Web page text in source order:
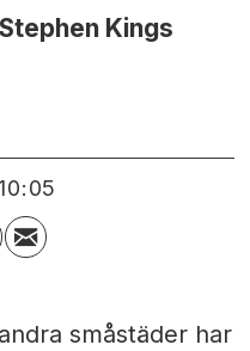
Kings
småstäder har